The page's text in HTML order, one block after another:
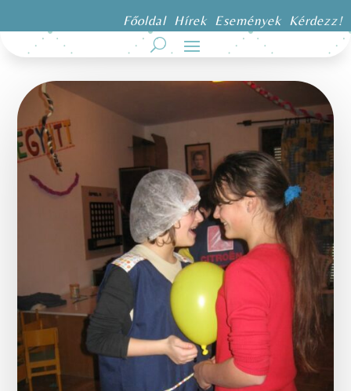
Főoldal Hírek Események Kérdezz!